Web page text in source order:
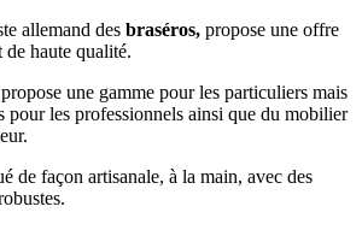
allemand des braséros, propose une offre
haute qualité.
une gamme pour les particuliers mais
pour les professionnels ainsi que du mobilier
de façon artisanale, à la main, avec des